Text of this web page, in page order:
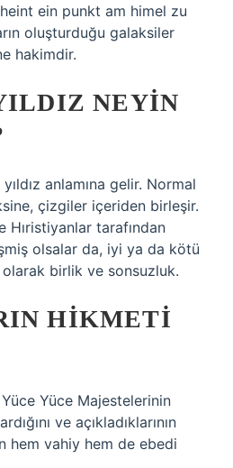
ein punkt am himel zu
oluşturduğu galaksiler
hakimdir.
NEYIN
anlamına gelir. Normal
çizgiler içeriden birleşir.
Hıristiyanlar tarafından
olsalar da, iyi ya da kötü
birlik ve sonsuzluk.
HIKMETI
Yüce Majestelerinin
ve açıkladıklarının
hem vahiy hem de ebedi